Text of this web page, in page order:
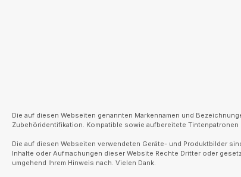
Die auf diesen Webseiten genannten Markennamen und
Zubehöridentifikation. Kompatible sowie aufbereitete
Die auf diesen Webseiten verwendeten Geräte- und Produktbilder
Inhalte oder Aufmachungen dieser Website Rechte Dritter oder
umgehend Ihrem Hinweis nach. Vielen Dank.